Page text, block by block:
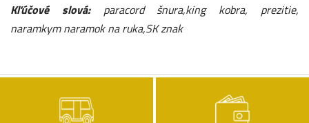
Kľúčové slová: paracord šnura,king kobra, prezitie,
naramkym naramok na ruka,SK znak